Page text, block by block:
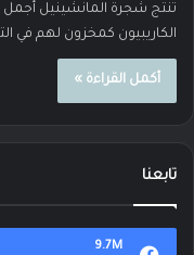
تنتج شجرة المانشينيل أجمل
الكاريبيون كمخزون لهم في
أكمل القراءة »
تابعنا
9.7M